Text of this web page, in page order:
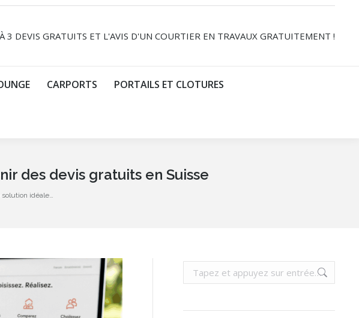
3 DEVIS GRATUITS ET L'AVIS D'UN COURTIER EN TRAVAUX GRATUITEMENT !
CARPORTS PORTAILS ET CLOTURES
des devis gratuits en Suisse
solution idéale…